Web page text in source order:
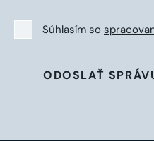
Súhlasím so
ODOSLAŤ